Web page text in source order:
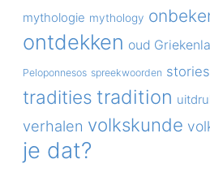
mythologie mythology
ontdekken oud
Peloponnesos spreekwoorden stories
tradities tradition
verhalen volkskunde
je dat?